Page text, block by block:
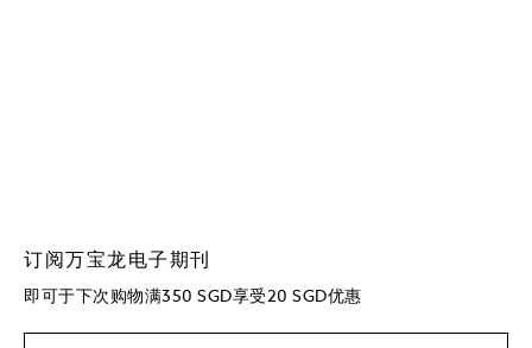
订阅万宝龙电子期刊
即可于下次购物满350 SGD享受20 SGD优惠